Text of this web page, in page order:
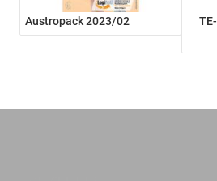
Austropack 2023/02